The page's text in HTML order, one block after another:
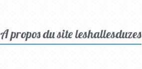
A propos du site leshallesduzes